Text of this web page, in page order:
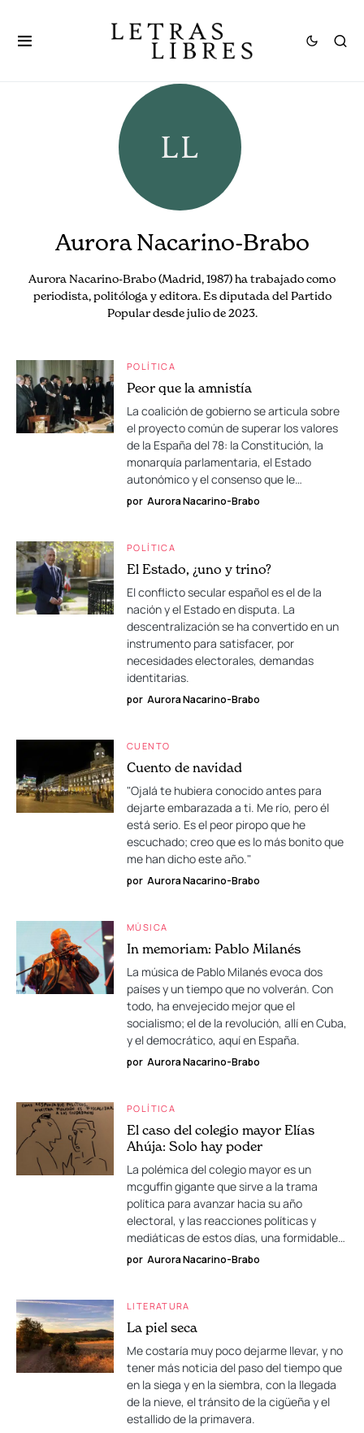
Aurora Nacarino-Brabo
Aurora Nacarino-Brabo (Madrid, 1987) ha trabajado como
periodista, politóloga y editora. Es diputada del Partido
Popular desde julio de 2023.
POLÍTICA
Peor que la amnistía
La coalición de gobierno se articula sobre
el proyecto común de superar los valores
de la España del 78: la Constitución, la
monarquía parlamentaria, el Estado
autonómico y el consenso que le…
por Aurora Nacarino-Brabo
POLÍTICA
El Estado, ¿uno y trino?
El conflicto secular español es el de la
nación y el Estado en disputa. La
descentralización se ha convertido en un
instrumento para satisfacer, por
necesidades electorales, demandas
identitarias.
por Aurora Nacarino-Brabo
CUENTO
Cuento de navidad
"Ojalá te hubiera conocido antes para
dejarte embarazada a ti. Me río, pero él
está serio. Es el peor piropo que he
escuchado; creo que es lo más bonito que
me han dicho este año."
por Aurora Nacarino-Brabo
MÚSICA
In memoriam: Pablo Milanés
La música de Pablo Milanés evoca dos
países y un tiempo que no volverán. Con
todo, ha envejecido mejor que el
socialismo; el de la revolución, allí en Cuba,
y el democrático, aquí en España.
por Aurora Nacarino-Brabo
POLÍTICA
El caso del colegio mayor Elías
Ahúja: Solo hay poder
La polémica del colegio mayor es un
mcguffin gigante que sirve a la trama
política para avanzar hacia su año
electoral, y las reacciones políticas y
mediáticas de estos días, una formidable…
por Aurora Nacarino-Brabo
LITERATURA
La piel seca
Me costaría muy poco dejarme llevar, y no
tener más noticia del paso del tiempo que
en la siega y en la siembra, con la llegada
de la nieve, el tránsito de la cigüeña y el
estallido de la primavera.